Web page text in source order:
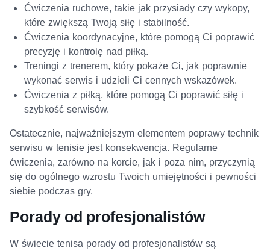
Ćwiczenia ruchowe, takie jak przysiady czy wykopy,
które zwiększą Twoją siłę i stabilność.
Ćwiczenia koordynacyjne, które pomogą Ci poprawić
precyzję i kontrolę nad piłką.
Treningi z trenerem, który pokaże Ci, jak poprawnie
wykonać serwis i udzieli Ci cennych wskazówek.
Ćwiczenia z piłką, które pomogą Ci poprawić siłę i
szybkość serwisów.
Ostatecznie, najważniejszym elementem poprawy technik
serwisu w tenisie jest konsekwencja. Regularne
ćwiczenia, zarówno na korcie, jak i poza nim, przyczynią
się do ogólnego wzrostu Twoich umiejętności i pewności
siebie podczas gry.
Porady od profesjonalistów
W świecie tenisa porady od profesjonalistów są